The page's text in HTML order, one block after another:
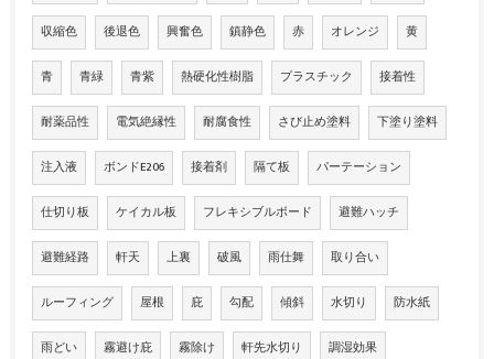
収縮色 後退色 興奮色 鎮静色 赤 オレンジ 黄
青 青緑 青紫 熱硬化性樹脂 プラスチック 接着性
耐薬品性 電気絶縁性 耐腐食性 さび止め塗料 下塗り塗料
注入液 ボンドE206 接着剤 隔て板 パーテーション
仕切り板 ケイカル板 フレキシブルボード 避難ハッチ
避難経路 軒天 上裏 破風 雨仕舞 取り合い
ルーフィング 屋根 庇 勾配 傾斜 水切り 防水紙
雨どい 霧避け庇 霧除け 軒先水切り 調湿効果